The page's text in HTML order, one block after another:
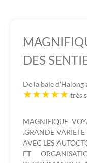
DES
De la baie d'Halong
très
MAGNIFIQUE
.GRANDE
AVEC LES
ET